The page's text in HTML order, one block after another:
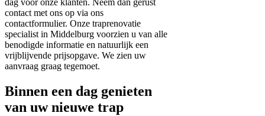
dag voor onze klanten. Neem dan gerust
contact met ons op via ons
contactformulier. Onze traprenovatie
specialist in Middelburg voorzien u van alle
benodigde informatie en natuurlijk een
vrijblijvende prijsopgave. We zien uw
aanvraag graag tegemoet.
Binnen een dag genieten
van uw nieuwe trap